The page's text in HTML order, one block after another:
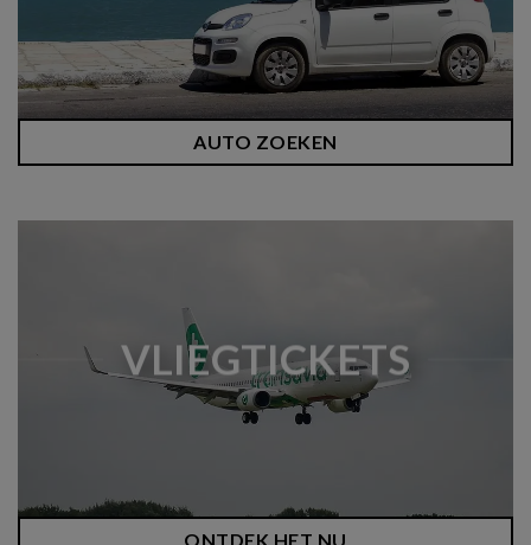
AUTO ZOEKEN
VLIEGTICKETS
ONTDEK HET NU